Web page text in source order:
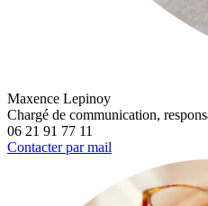
Maxence Lepinoy
Chargé de communication,
06 21 91 77 11
Contacter par mail